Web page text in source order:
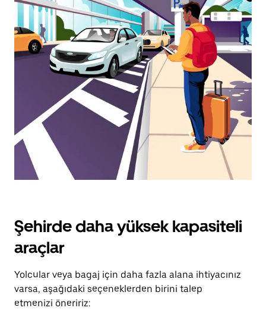
tuşuna
basın.
Takvimi
kapatmak
için
Şehirde daha yüksek kapasiteli
araçlar
Yolcular veya bagaj için daha fazla alana ihtiyacınız
varsa, aşağıdaki seçeneklerden birini talep
etmenizi öneririz: